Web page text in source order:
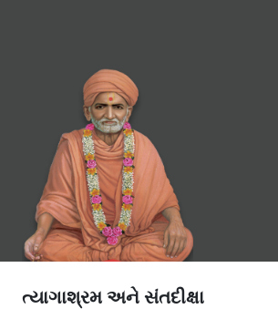
ત્યાગાશ્રમ અને સંતદીક્ષા